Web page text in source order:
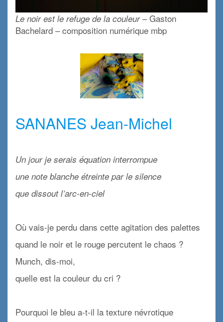
Le noir est le refuge de la couleur– Gaston
Bachelard – composition numérique mbp
SANANES Jean-Michel
Un jour je serais équation interrompue
une note blanche étreinte par le silence
que dissout l’arc-en-ciel
Où vais-je perdu dans cette agitation des palettes
quand le noir et le rouge percutent le chaos ?
Munch, dis-moi,
quelle est la couleur du cri ?
Pourquoi le bleu a-t-il la texture névrotique